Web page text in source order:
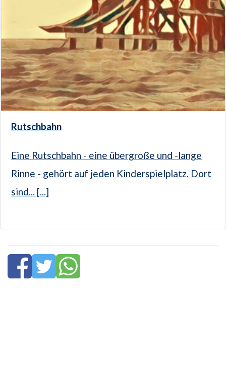
Rutschbahn
Eine Rutschbahn - eine übergroße und -lange
Rinne - gehört auf jeden Kinderspielplatz. Dort
sind... [...]